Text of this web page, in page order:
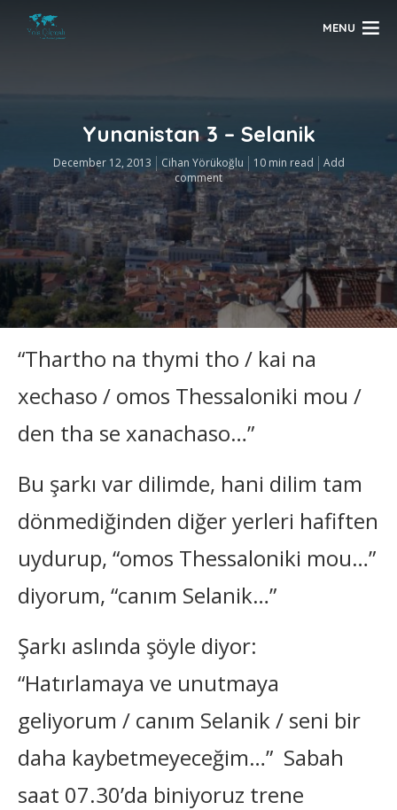
MENU
Yunanistan 3 – Selanik
December 12, 2013 Cihan Yörükoğlu 10 min read
Add
comment
“Thartho na thymi tho / kai na
xechaso / omos Thessaloniki mou /
den tha se xanachaso…”
Bu şarkı var dilimde, hani dilim tam
dönmediğinden diğer yerleri hafiften
uydurup, “omos Thessaloniki mou…”
diyorum, “canım Selanik…”
Şarkı aslında şöyle diyor:
“Hatırlamaya ve unutmaya
geliyorum / canım Selanik / seni bir
daha kaybetmeyeceğim…” Sabah
saat 07.30’da biniyoruz trene